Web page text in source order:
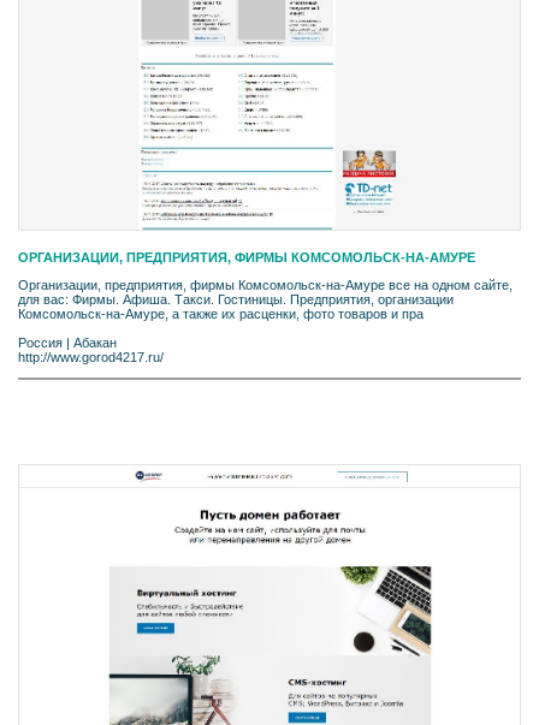
ОРГАНИЗАЦИИ, ПРЕДПРИЯТИЯ, ФИРМЫ КОМСОМОЛЬСК-НА-АМУРЕ
Организации, предприятия, фирмы Комсомольск-на-Амуре все на одном сайте,
для вас: Фирмы. Афиша. Такси. Гостиницы. Предприятия, организации
Комсомольск-на-Амуре, а также их расценки, фото товаров и пра
Россия | Абакан
http://www.gorod4217.ru/